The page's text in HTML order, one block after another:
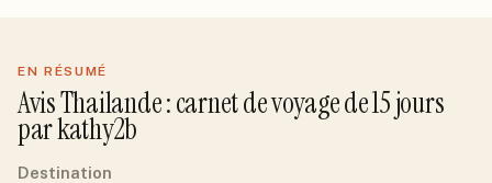
EN RÉSUMÉ
AvisThailande: carnet de voyage de15jours
parkathy2b
Destination